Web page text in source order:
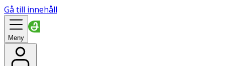
Gå till innehåll
Meny